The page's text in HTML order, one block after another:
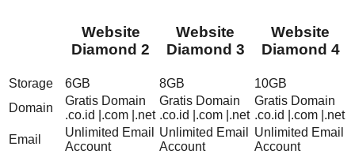
Website
Diamond 2
Website
Diamond 3
Website
Diamond 4
Storage 6GB 8GB
10GB
Domain
Gratis Domain
.co.id |.com |.net
Gratis Domain
.co.id |.com |.net
Gratis Domain
.co.id |.com |.net
Email
Unlimited Email
Account
Unlimited Email
Account
Unlimited Email
Account